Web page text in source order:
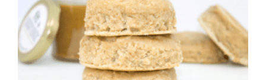
Produits sains
Click and collect